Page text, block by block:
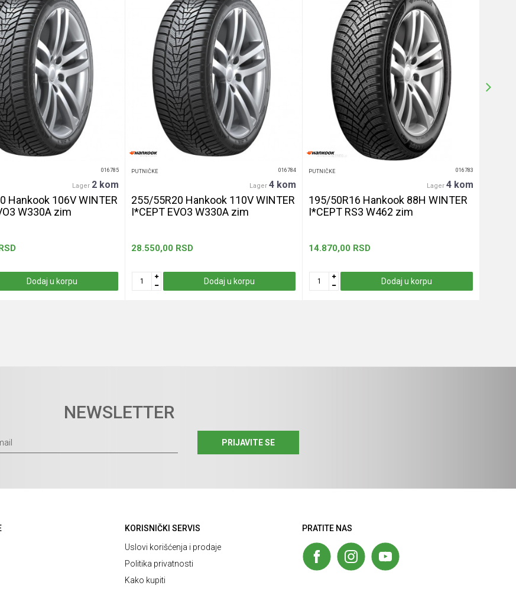
016785
Lager 2 kom
Hankook 106V WINTER
W330A zim
Dodaj u korpu
PUTNIČKE 016784
Lager 4 kom
255/55R20 Hankook 110V WINTER
I*CEPT EVO3 W330A zim
28.550,00 RSD
Dodaj u korpu
PUTNIČKE 016783
Lager 4 kom
195/50R16 Hankook 88H WINTER
I*CEPT RS3 W462 zim
14.870,00 RSD
Dodaj u korpu
NEWSLETTER
PRIJAVITE SE
KORISNIČKI SERVIS
Uslovi korišćenja i prodaje
Politika privatnosti
Kako kupiti
PRATITE NAS